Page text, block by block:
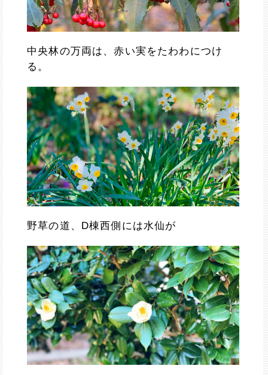
中央林の万両は、赤い実をたわわにつけ
る。
野草の道、D棟西側には水仙が